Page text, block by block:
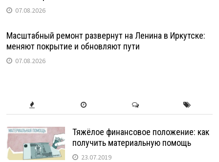
07.08.2026
Масштабный ремонт развернут на Ленина в Иркутске:
меняют покрытие и обновляют пути
07.08.2026
Тяжёлое финансовое положение: как
получить материальную помощь
23.07.2019